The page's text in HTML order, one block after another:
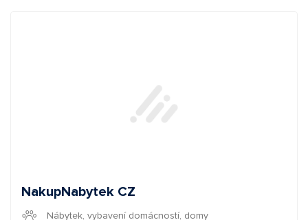
NakupNabytek CZ
Nábytek, vybavení domácností, domy